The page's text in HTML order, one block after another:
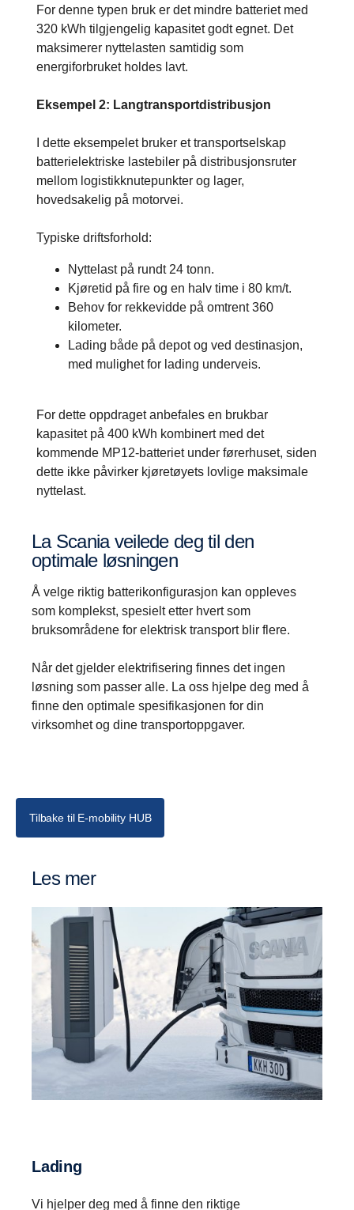
For denne typen bruk er det mindre batteriet med
320 kWh tilgjengelig kapasitet godt egnet. Det
maksimerer nyttelasten samtidig som
energiforbruket holdes lavt.
Eksempel 2: Langtransportdistribusjon
I dette eksempelet bruker et transportselskap
batterielektriske lastebiler på distribusjonsruter
mellom logistikknutepunkter og lager,
hovedsakelig på motorvei.
Typiske driftsforhold:
Nyttelast på rundt 24 tonn.
Kjøretid på fire og en halv time i 80 km/t.
Behov for rekkevidde på omtrent 360
kilometer.
Lading både på depot og ved destinasjon,
med mulighet for lading underveis.
For dette oppdraget anbefales en brukbar
kapasitet på 400 kWh kombinert med det
kommende MP12-batteriet under førerhuset, siden
dette ikke påvirker kjøretøyets lovlige maksimale
nyttelast.
La Scania veilede deg til den
optimale løsningen
Å velge riktig batterikonfigurasjon kan oppleves
som komplekst, spesielt etter hvert som
bruksområdene for elektrisk transport blir flere.
Når det gjelder elektrifisering finnes det ingen
løsning som passer alle. La oss hjelpe deg med å
finne den optimale spesifikasjonen for din
virksomhet og dine transportoppgaver.
Tilbake til E-mobility HUB
Les mer
Lading
Vi hjelper deg med å finne den riktige